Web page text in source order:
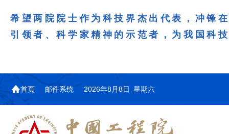
希望两院院士作为科技界杰出代表，冲锋
引领者、科学家精神的示范者，为我国科
首页 邮件系统 2026年8月8日 星期六